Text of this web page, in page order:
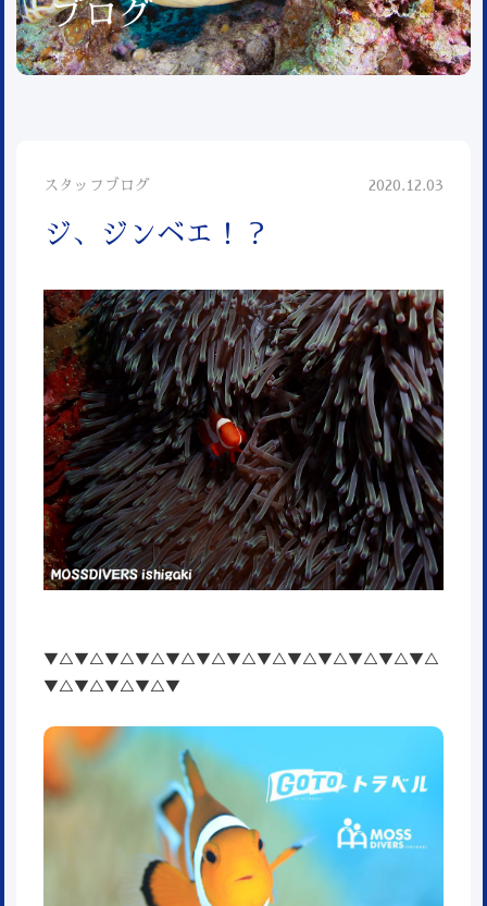
ブログ
スタッフブログ 2020.12.03
ジ、ジンベエ！？
▼△▼△▼△▼△▼△▼△▼△▼△▼△▼△▼△▼△▼△
▼△▼△▼△▼△▼